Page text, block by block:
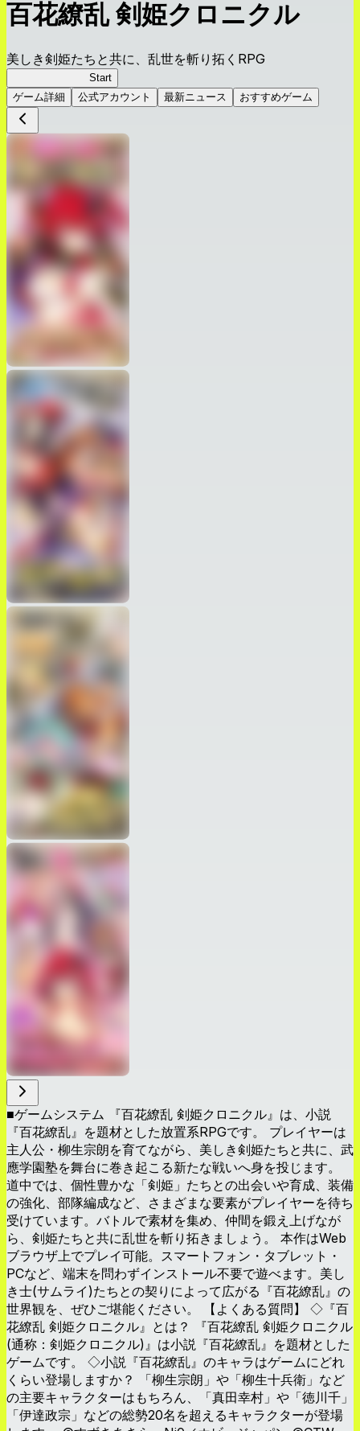
百花繚乱 剣姫クロニクル
美しき剣姫たちと共に、乱世を斬り拓くRPG
Start
ゲーム詳細
公式アカウント 最新ニュース おすすめゲーム
■ゲームシステム 『百花繚乱 剣姫クロニクル』は、小説
『百花繚乱』を題材とした放置系RPGです。 プレイヤーは
主人公・柳生宗朗を育てながら、美しき剣姫たちと共に、武
應学園塾を舞台に巻き起こる新たな戦いへ身を投じます。
道中では、個性豊かな「剣姫」たちとの出会いや育成、装備
の強化、部隊編成など、さまざまな要素がプレイヤーを待ち
受けています。バトルで素材を集め、仲間を鍛え上げなが
ら、剣姫たちと共に乱世を斬り拓きましょう。 本作はWeb
ブラウザ上でプレイ可能。スマートフォン・タブレット・
PCなど、端末を問わずインストール不要で遊べます。美し
き士(サムライ)たちとの契りによって広がる『百花繚乱』の
世界観を、ぜひご堪能ください。 【よくある質問】 ◇『百
花繚乱 剣姫クロニクル』とは？ 『百花繚乱 剣姫クロニクル
(通称：剣姫クロニクル)』は小説『百花繚乱』を題材とした
ゲームです。 ◇小説『百花繚乱』のキャラはゲームにどれ
くらい登場しますか？ 「柳生宗朗」や「柳生十兵衛」など
の主要キャラクターはもちろん、「真田幸村」や「徳川千」
「伊達政宗」などの総勢20名を超えるキャラクターが登場